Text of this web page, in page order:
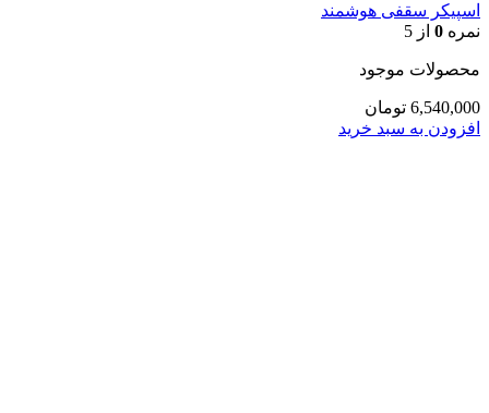
اسپیکر سقفی هوشمند
نمره 0 از 5
محصولات موجود
6,540,000 تومان
افزودن به سبد خرید